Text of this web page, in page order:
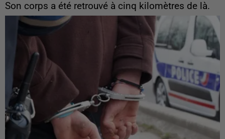
Son corps a été retrouvé à cinq kilomètres de là.